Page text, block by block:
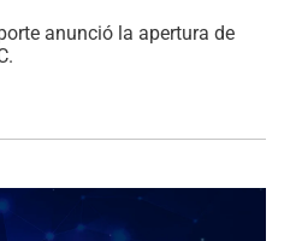
anunció la apertura de